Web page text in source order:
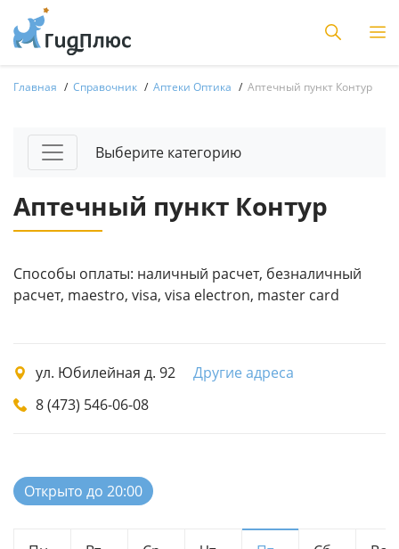
Главная Справочник Аптеки Оптика Аптечный пункт Контур
Выберите категорию
Аптечный пункт Контур
Способы оплаты: наличный расчет, безналичный
расчет, maestro, visa, visa electron, master card
ул. Юбилейная д. 92
Другие адреса
8 (473) 546-06-08
Открыто до 20:00